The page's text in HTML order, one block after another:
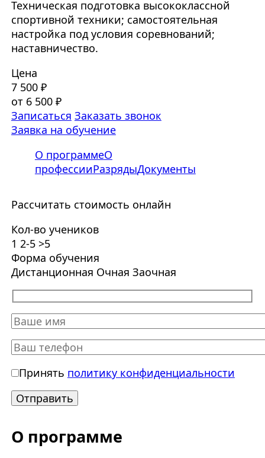
Техническая подготовка высококлассной
спортивной техники; самостоятельная
настройка под условия соревнований;
наставничество.
Цена
7 500 ₽
от 6 500 ₽
Записаться Заказать звонок
Заявка на обучение
О программеО
профессииРазрядыДокументы
Рассчитать стоимость онлайн
Кол-во учеников
1 2-5 >5
Форма обучения
Дистанционная Очная Заочная
Принять политику конфиденциальности
О программе